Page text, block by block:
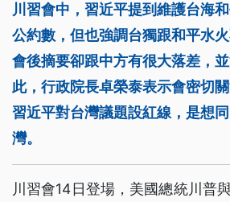
川習會中，習近平提到維護台海
公約數，但也強調台獨跟和平水
會後摘要卻跟中方有很大落差，
此，行政院長卓榮泰表示會密切
習近平對台灣議題設紅線，是想
灣。
川習會14日登場，美國總統川普